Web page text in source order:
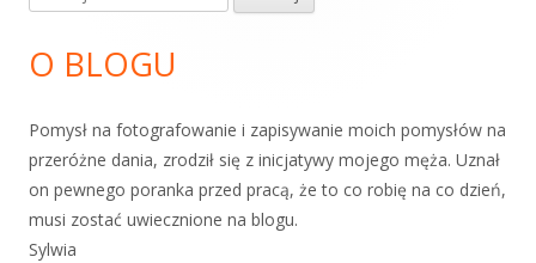
O BLOGU
Pomysł na fotografowanie i zapisywanie moich pomysłów na
przeróżne dania, zrodził się z inicjatywy mojego męża. Uznał
on pewnego poranka przed pracą, że to co robię na co dzień,
musi zostać uwiecznione na blogu.
Sylwia